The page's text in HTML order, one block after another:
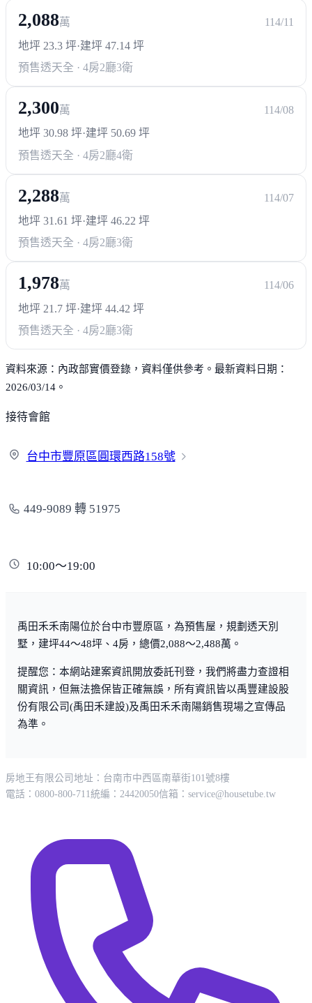
2,088萬
114/11
地坪 23.3 坪·建坪 47.14 坪
預售透天全 · 4房2廳3衛
2,300萬
114/08
地坪 30.98 坪·建坪 50.69 坪
預售透天全 · 4房2廳4衛
2,288萬
114/07
地坪 31.61 坪·建坪 46.22 坪
預售透天全 · 4房2廳3衛
1,978萬
114/06
地坪 21.7 坪·建坪 44.42 坪
預售透天全 · 4房2廳3衛
資料來源：內政部實價登錄，資料僅供參考。最新資料日期：
2026/03/14。
接待會館
台中市豐原區圓環西路158號
449-9089 轉 51975
10:00～19:00
禹田禾禾南陽位於台中市豐原區，為預售屋，規劃透天別
墅，建坪44～48坪、4房，總價2,088～2,488萬。
提醒您：本網站建案資訊開放委託刊登，我們將盡力查證相
關資訊，但無法擔保皆正確無誤，所有資訊皆以禹豐建設股
份有限公司(禹田禾建設)及禹田禾禾南陽銷售現場之宣傳品
為準。
房地王有限公司 地址：台南市中西區南華街101號8樓
電話：0800-800-711 統編：24420050信箱： service@housetube.tw